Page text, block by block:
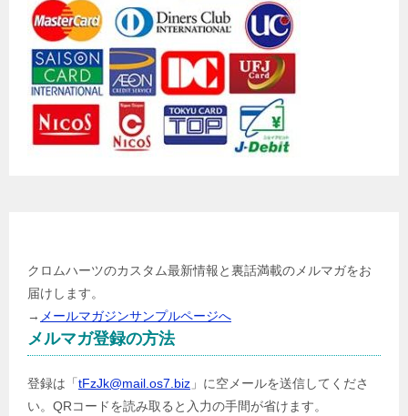
クロムハーツのカスタム最新情報と裏話満載のメルマガをお
届けします。
→ メールマガジンサンプルページへ
メルマガ登録の方法
登録は「 tFzJk@mail.os7.biz 」に空メールを送信してくださ
い。QRコードを読み取ると入力の手間が省けます。